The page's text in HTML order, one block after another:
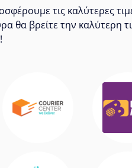
τις καλύτερες
θα βρείτε την καλύτερη